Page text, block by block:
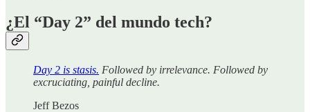
¿El “Day 2” del mundo tech?
Day 2 is stasis. Followed by irrelevance. Followed by
excruciating, painful decline.
Jeff Bezos